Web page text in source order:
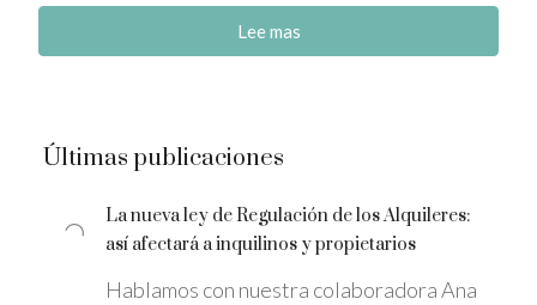
Lee mas
Últimas publicaciones
La nueva ley de Regulación de los Alquileres:
así afectará a inquilinos y propietarios
Hablamos con nuestra colaboradora Ana